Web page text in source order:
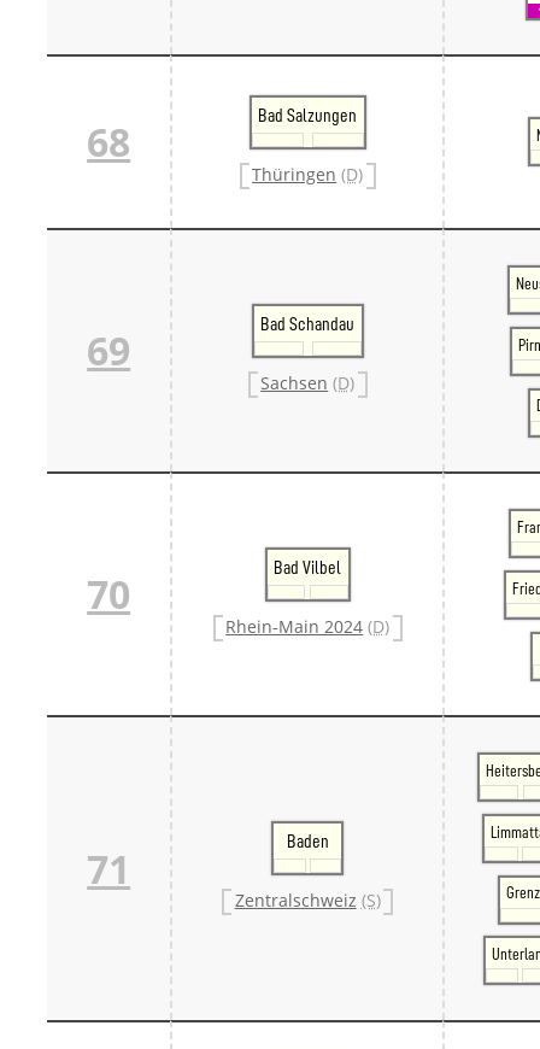
68
Bad Salzungen
Thüringen (D)
69
Bad Schandau
Sachsen (D)
70
Bad Vilbel
Rhein-Main 2024 (D)
71
Baden
Zentralschweiz (S)